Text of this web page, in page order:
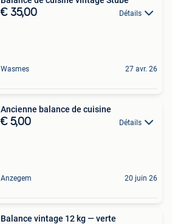
€ 35,00 Détails
Wasmes 27 avr. 26
Ancienne balance de cuisine
€ 5,00 Détails
Anzegem 20 juin 26
Balance vintage 12 kg — verte